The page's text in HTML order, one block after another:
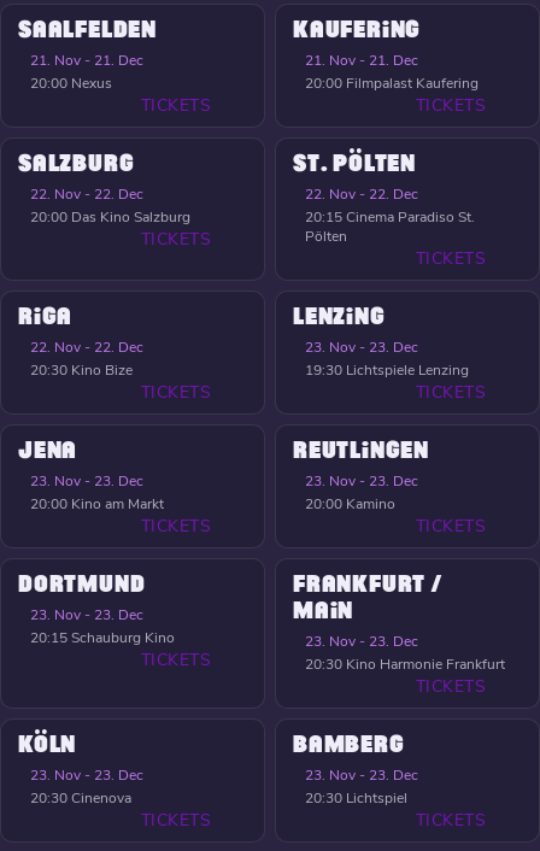
SAALFELDEN
21. Nov - 21. Dec
20:00 Nexus
TICKETS
KAUFERING
21. Nov - 21. Dec
20:00 Filmpalast Kaufering
TICKETS
SALZBURG
22. Nov - 22. Dec
20:00 Das Kino Salzburg
TICKETS
ST. PÖLTEN
22. Nov - 22. Dec
20:15Cinema Paradiso St.
Pölten
TICKETS
RIGA
22. Nov - 22. Dec
20:30 Kino Bize
TICKETS
LENZING
23. Nov - 23. Dec
19:30 Lichtspiele Lenzing
TICKETS
JENA
23. Nov - 23. Dec
20:00 Kino am Markt
TICKETS
REUTLINGEN
23. Nov - 23. Dec
20:00 Kamino
TICKETS
DORTMUND
23. Nov - 23. Dec
20:15Schauburg Kino
TICKETS
FRANKFURT /
MAIN
23. Nov - 23. Dec
20:30 Kino Harmonie Frankfurt
TICKETS
KÖLN
23. Nov - 23. Dec
20:30Cinenova
TICKETS
BAMBERG
23. Nov - 23. Dec
20:30 Lichtspiel
TICKETS